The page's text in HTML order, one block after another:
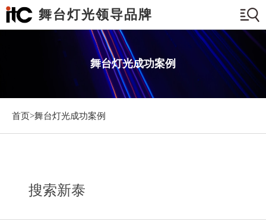
舞台灯光领导品牌
舞台灯光成功案例
首页>舞台灯光成功案例
搜索新泰